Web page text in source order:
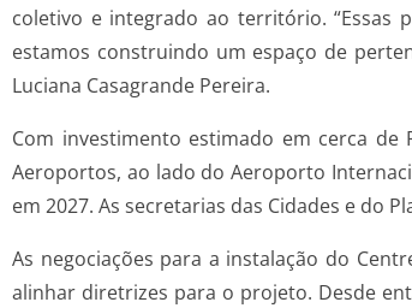
coletivo e integrado ao território.
estamos construindo um espaço de
Luciana Casagrande Pereira.
Com investimento estimado em cerca
Aeroportos, ao lado do Aeroporto
em 2027. As secretarias das Cidades e do
As negociações para a instalação do
alinhar diretrizes para o projeto. Desde